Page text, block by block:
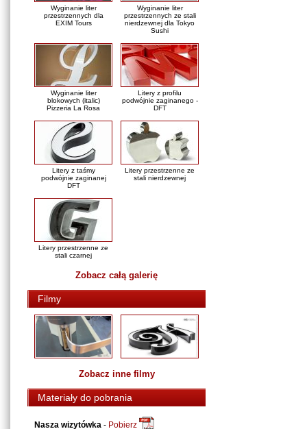
Wyginanie liter
przestrzennych dla
EXIM Tours
Wyginanie liter
przestrzennych ze stali
nierdzewnej dla Tokyo
Sushi
Wyginanie liter
blokowych (italic)
Pizzeria La Rosa
Litery z profilu
podwójnie zaginanego -
DFT
Litery z taśmy
podwójnie zaginanej
DFT
Litery przestrzenne ze
stali nierdzewnej
Litery przestrzenne ze
stali czarnej
Zobacz całą galerię
Filmy
Zobacz inne filmy
Materiały do pobrania
Nasza wizytówka - Pobierz